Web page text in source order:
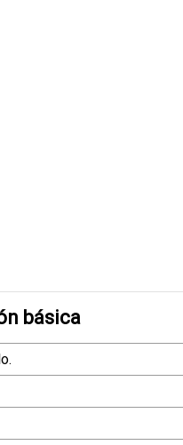
básica